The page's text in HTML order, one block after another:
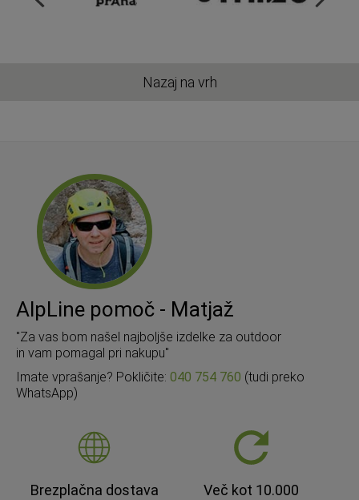
Nazaj na vrh
AlpLine pomoč - Matjaž
"Za vas bom našel najboljše izdelke za outdoor
in vam pomagal pri nakupu"
Imate vprašanje? Pokličite: 040 754 760 (tudi preko
WhatsApp)
Brezplačna dostava
Več kot 10.000